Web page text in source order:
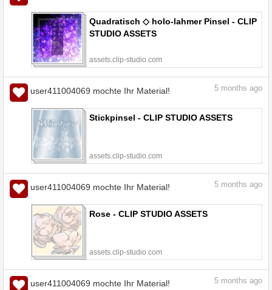
Quadratisch ◇ holo-lahmer Pinsel - CLIP
STUDIO ASSETS
assets.clip-studio.com
user411004069 mochte Ihr Material! 5 months ago
Stickpinsel - CLIP STUDIO ASSETS
assets.clip-studio.com
user411004069 mochte Ihr Material! 5 months ago
Rose - CLIP STUDIO ASSETS
assets.clip-studio.com
user411004069 mochte Ihr Material! 5 months ago